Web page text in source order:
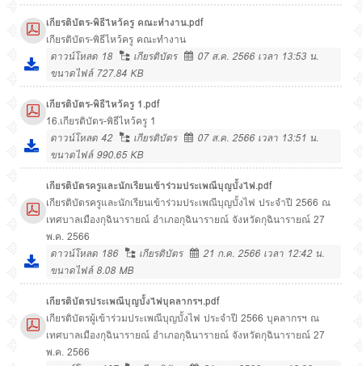
เกียรติบัตร-พิธีไหว้ครู คณะทำงาน.pdf
เกียรติบัตร-พิธีไหว้ครู คณะทำงาน
ดาวน์โหลด 18 เกียรติบัตร
07 ส.ค. 2566 เวลา 13:53 น.
ขนาดไฟล์ 727.84 KB
เกียรติบัตร-พิธีไหว้ครู 1.pdf
16.เกียรติบัตร-พิธีไหว้ครู 1
ดาวน์โหลด42 เกียรติบัตร
07 ส.ค. 2566 เวลา 13:51 น.
ขนาดไฟล์ 990.65 KB
เกียรติบัตรครูและนักเรียนเข้าร่วมประเพณีบุญบั้งไฟ.pdf
เกียรติบัตรครูและนักเรียนเข้าร่วมประเพณีบุญบั้งไฟ ประจำปี 2566 ณ
เทศบาลเมืองกุฉินารายณ์ อำเภอกุฉินารายณ์ จังหวัดกุฉินารายณ์ 27
พ.ค. 2566
ดาวน์โหลด 186 เกียรติบัตร
21 ก.ค. 2566 เวลา 12:42 น.
ขนาดไฟล์ 8.08 MB
เกียรติบัตรประเพณีบุญบั้งไฟบุคลากรฯ.pdf
เกียรติบัตรผู้เข้าร่วมประเพณีบุญบั้งไฟ ประจำปี 2566 บุคลากรฯ ณ
เทศบาลเมืองกุฉินารายณ์ อำเภอกุฉินารายณ์ จังหวัดกุฉินารายณ์ 27
พ.ค. 2566